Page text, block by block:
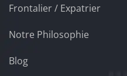
Frontalier / Expatrier
Notre Philosophie
Blog